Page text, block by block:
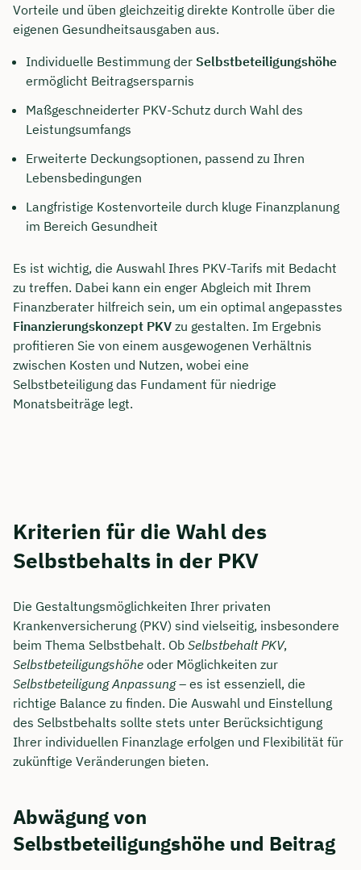
Vorteile und üben gleichzeitig direkte Kontrolle über die
eigenen Gesundheitsausgaben aus.
Individuelle Bestimmung der Selbstbeteiligungshöhe
ermöglicht Beitragsersparnis
Maßgeschneiderter PKV-Schutz durch Wahl des
Leistungsumfangs
Erweiterte Deckungsoptionen, passend zu Ihren
Lebensbedingungen
Langfristige Kostenvorteile durch kluge Finanzplanung
im Bereich Gesundheit
Es ist wichtig, die Auswahl Ihres PKV-Tarifs mit Bedacht
zu treffen. Dabei kann ein enger Abgleich mit Ihrem
Finanzberater hilfreich sein, um ein optimal angepasstes
Finanzierungskonzept PKV zu gestalten. Im Ergebnis
profitieren Sie von einem ausgewogenen Verhältnis
zwischen Kosten und Nutzen, wobei eine
Selbstbeteiligung das Fundament für niedrige
Monatsbeiträge legt.
Kriterien für die Wahl des
Selbstbehalts in der PKV
Die Gestaltungsmöglichkeiten Ihrer privaten
Krankenversicherung (PKV) sind vielseitig, insbesondere
beim Thema Selbstbehalt. Ob Selbstbehalt PKV,
Selbstbeteiligungshöhe oder Möglichkeiten zur
Selbstbeteiligung Anpassung– es ist essenziell, die
richtige Balance zu finden. Die Auswahl und Einstellung
des Selbstbehalts sollte stets unter Berücksichtigung
Ihrer individuellen Finanzlage erfolgen und Flexibilität für
zukünftige Veränderungen bieten.
Abwägung von
Selbstbeteiligungshöhe und Beitrag